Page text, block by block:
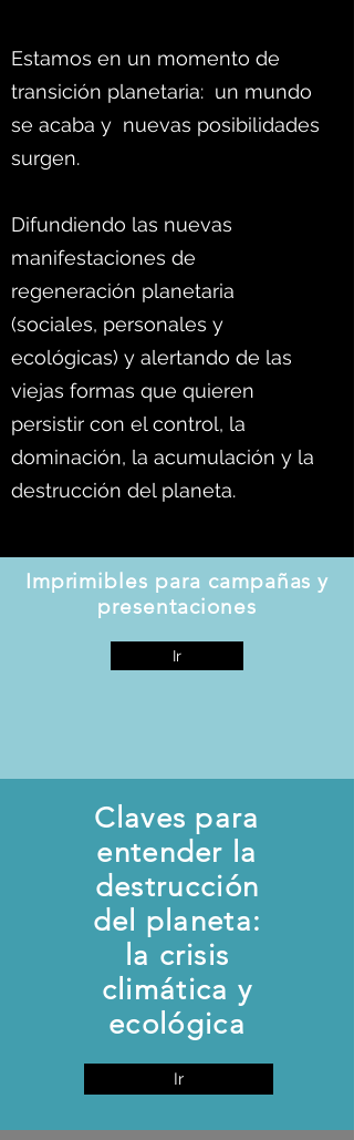
Estamos en un momento de
transición planetaria: un mundo
se acaba y nuevas posibilidades
surgen.
Difundiendo las nuevas
manifestaciones de
regeneración planetaria
(sociales, personales y
ecológicas) y alertando de las
viejas formas que quieren
persistir con el control, la
dominación, la acumulación y la
destrucción del planeta.
Imprimibles para campañas y
presentaciones
Ir
Claves para
entender la
destrucción
del planeta:
la crisis
climática y
ecológica
Ir